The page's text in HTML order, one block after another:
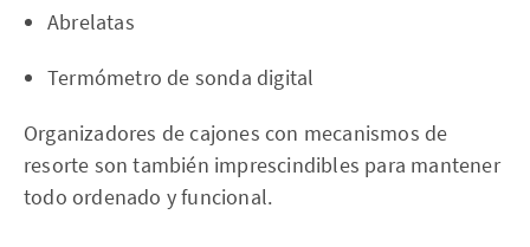
Abrelatas
Termómetro de sonda digital
Organizadores de cajones con mecanismos de
resorte son también imprescindibles para mantener
todo ordenado y funcional.